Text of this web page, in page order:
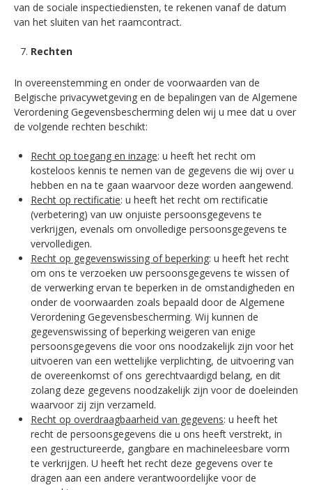
van de sociale inspectiediensten, te rekenen vanaf de datum
van het sluiten van het raamcontract.
Rechten
In overeenstemming en onder de voorwaarden van de
Belgische privacywetgeving en de bepalingen van de Algemene
Verordening Gegevensbescherming delen wij u mee dat u over
de volgende rechten beschikt:
Recht op toegang en inzage: u heeft het recht om
kosteloos kennis te nemen van de gegevens die wij over u
hebben en na te gaan waarvoor deze worden aangewend.
Recht op rectificatie: u heeft het recht om rectificatie
(verbetering) van uw onjuiste persoonsgegevens te
verkrijgen, evenals om onvolledige persoonsgegevens te
vervolledigen.
Recht op gegevenswissing of beperking: u heeft het recht
om ons te verzoeken uw persoonsgegevens te wissen of
de verwerking ervan te beperken in de omstandigheden en
onder de voorwaarden zoals bepaald door de Algemene
Verordening Gegevensbescherming. Wij kunnen de
gegevenswissing of beperking weigeren van enige
persoonsgegevens die voor ons noodzakelijk zijn voor het
uitvoeren van een wettelijke verplichting, de uitvoering van
de overeenkomst of ons gerechtvaardigd belang, en dit
zolang deze gegevens noodzakelijk zijn voor de doeleinden
waarvoor zij zijn verzameld.
Recht op overdraagbaarheid van gegevens: u heeft het
recht de persoonsgegevens die u ons heeft verstrekt, in
een gestructureerde, gangbare en machineleesbare vorm
te verkrijgen. U heeft het recht deze gegevens over te
dragen aan een andere verantwoordelijke voor de